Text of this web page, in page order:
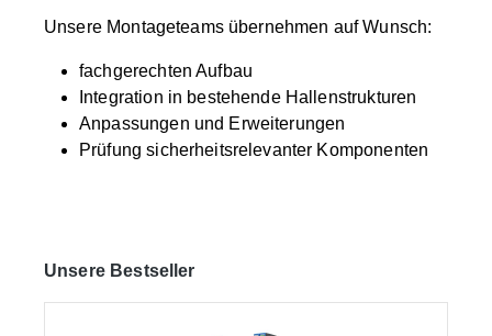
Unsere Montageteams übernehmen auf Wunsch:
fachgerechten Aufbau
Integration in bestehende Hallenstrukturen
Anpassungen und Erweiterungen
Prüfung sicherheitsrelevanter Komponenten
Produktgalerie überspringen
Unsere Bestseller